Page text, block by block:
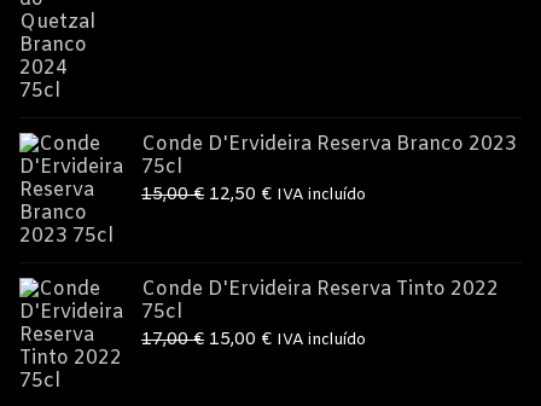
Conde D'Ervideira Reserva Branco 2023
75cl
15,00€ O
era:
12,50 €O
é:
IVA incluído
Conde D'Ervideira Reserva Tinto 2022
75cl
17,00€ O
15,00 €OIVA incluído